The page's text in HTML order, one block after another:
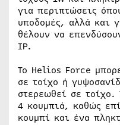
για περιπτώσεις
υποδομές, αλλά και
θέλουν να
IP.
Το Helios Force
σε τοίχο ή
στερεωθεί σε
4 κουμπιά, καθώς
κουμπί και ένα